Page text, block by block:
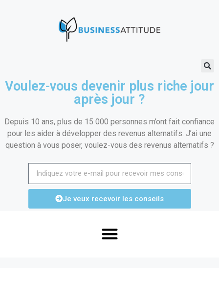
Voulez-vous devenir plus riche jour
après jour ?
Depuis 10 ans, plus de 15 000 personnes m’ont fait confiance
pour les aider à développer des revenus alternatifs. J’ai une
question à vous poser, voulez-vous des revenus alternatifs ?
Je veux recevoir les conseils